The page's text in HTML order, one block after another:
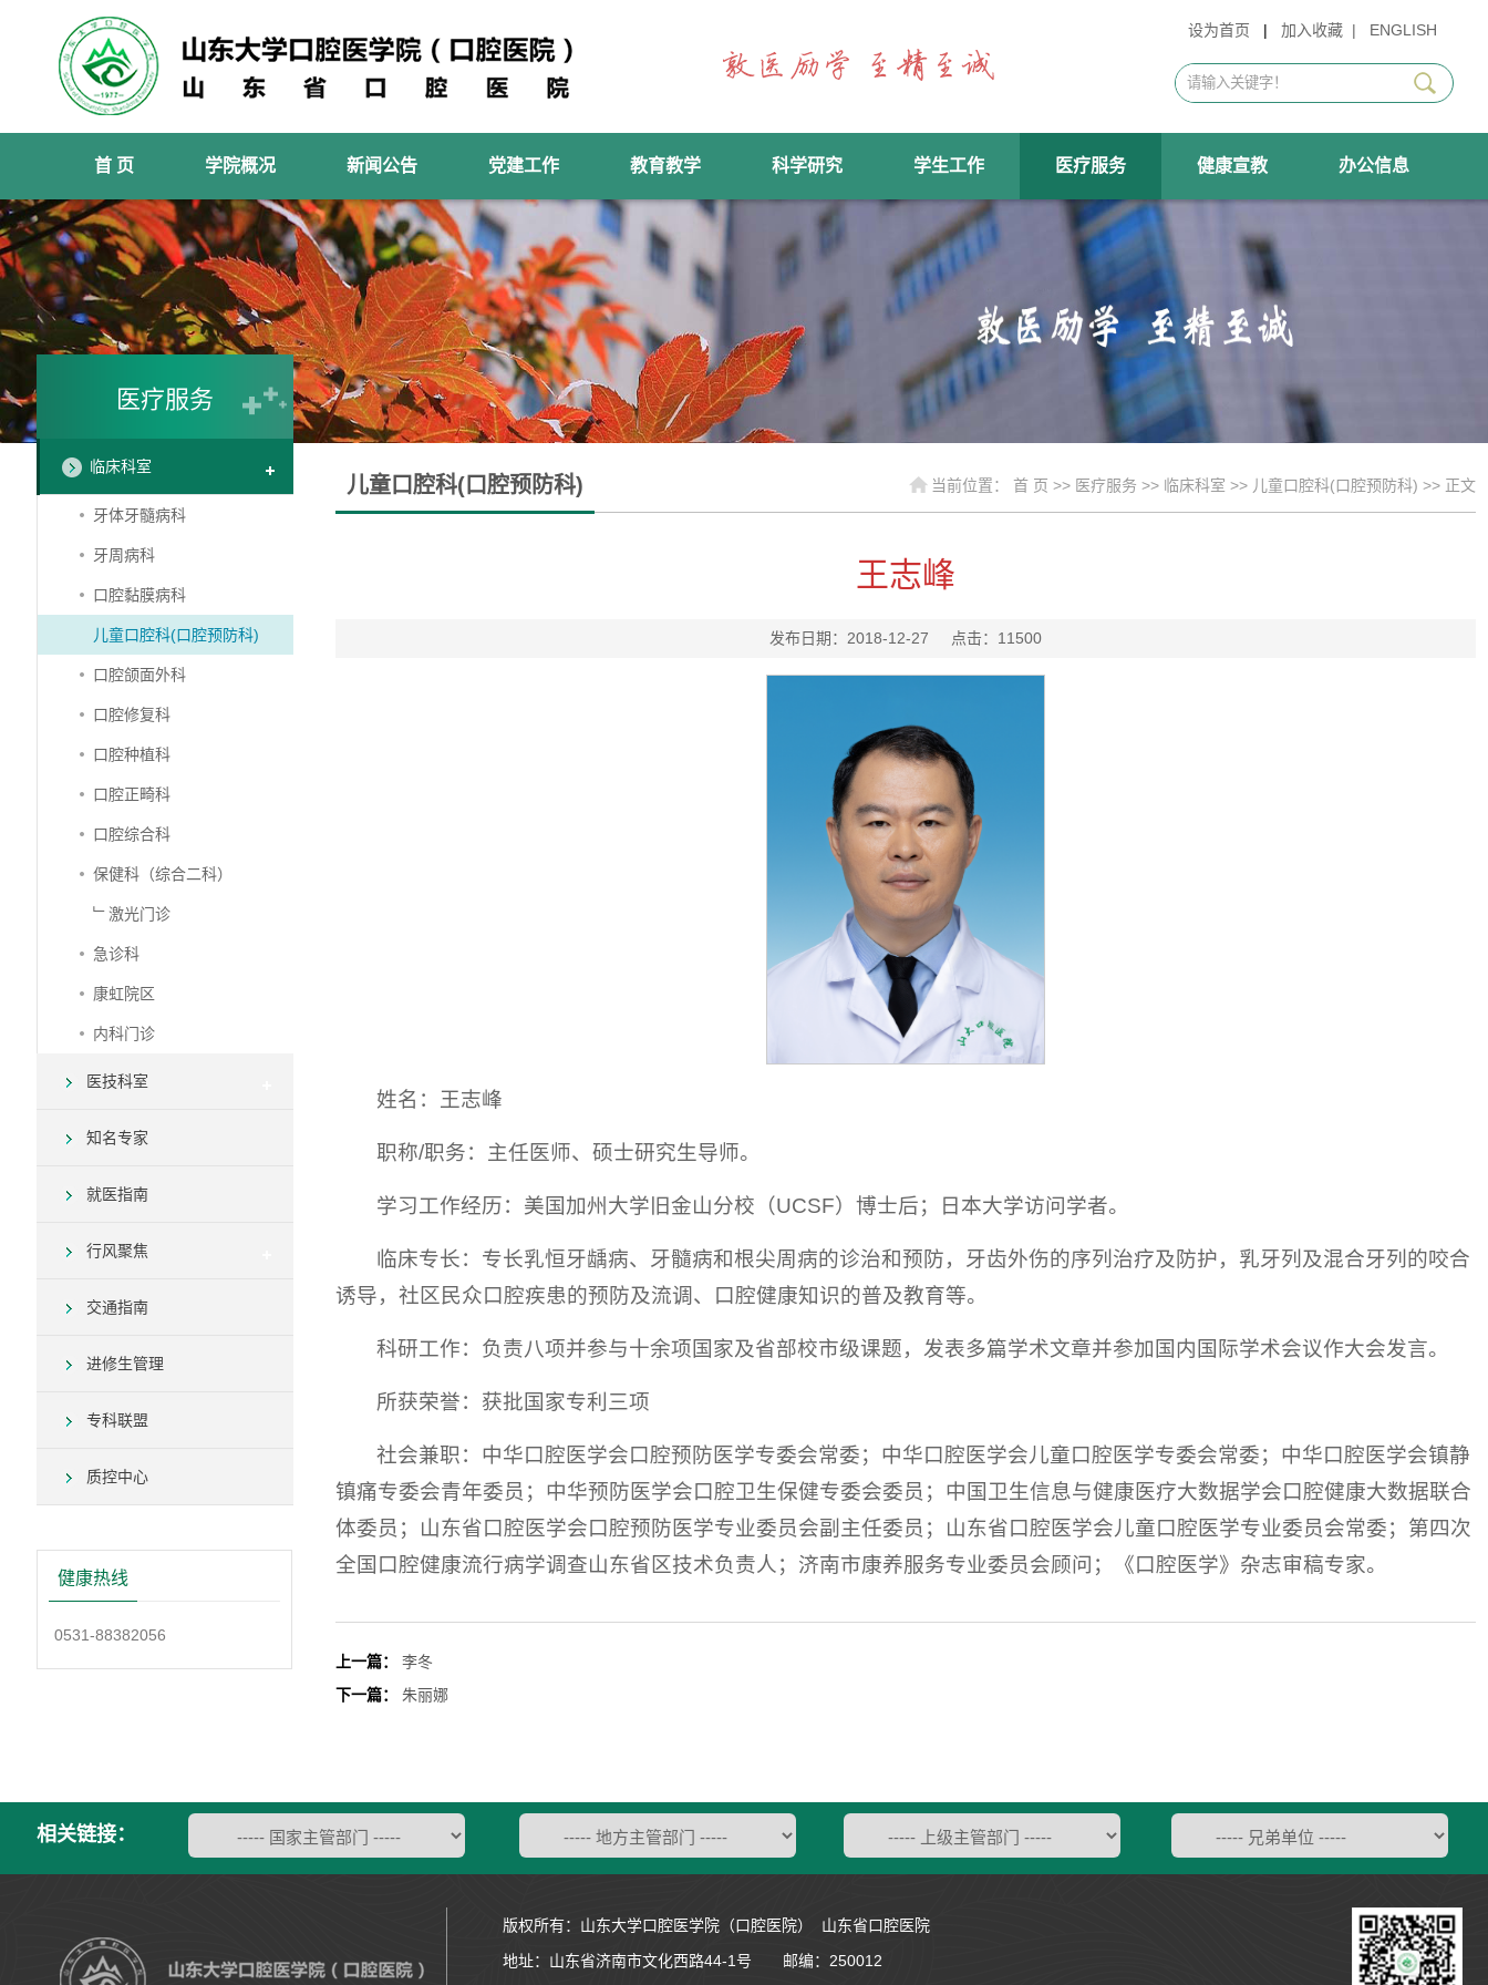
设为首页 | 加入收藏 | ENGLISH
首 页 学院概况 新闻公告 党建工作 教育教学 科学研究 学生工作 医疗服务 健康宣教 办公信息
医疗服务
临床科室
牙体牙髓病科
牙周病科
口腔黏膜病科
儿童口腔科(口腔预防科)
口腔颌面外科
口腔修复科
口腔种植科
口腔正畸科
口腔综合科
保健科（综合二科）
﹂激光门诊
急诊科
康虹院区
内科门诊
医技科室
知名专家
就医指南
行风聚焦
交通指南
进修生管理
专科联盟
质控中心
健康热线
0531-88382056
儿童口腔科(口腔预防科) 当前位置： 首 页 >> 医疗服务 >> 临床科室 >> 儿童口腔科(口腔预防科) >> 正文
王志峰
发布日期：2018-12-27 点击： 11500
姓名：王志峰
职称/职务：主任医师、硕士研究生导师。
学习工作经历：美国加州大学旧金山分校（UCSF）博士后；日本大学访问学者。
临床专长：专长乳恒牙龋病、牙髓病和根尖周病的诊治和预防，牙齿外伤的序列治疗及防护，乳牙列及混合牙列的咬合
诱导，社区民众口腔疾患的预防及流调、口腔健康知识的普及教育等。
科研工作：负责八项并参与十余项国家及省部校市级课题，发表多篇学术文章并参加国内国际学术会议作大会发言。
所获荣誉：获批国家专利三项
社会兼职：中华口腔医学会口腔预防医学专委会常委；中华口腔医学会儿童口腔医学专委会常委；中华口腔医学会镇静
镇痛专委会青年委员；中华预防医学会口腔卫生保健专委会委员；中国卫生信息与健康医疗大数据学会口腔健康大数据联合
体委员；山东省口腔医学会口腔预防医学专业委员会副主任委员；山东省口腔医学会儿童口腔医学专业委员会常委；第四次
全国口腔健康流行病学调查山东省区技术负责人；济南市康养服务专业委员会顾问；《口腔医学》杂志审稿专家。
上一篇：
李冬
下一篇：
朱丽娜
相关链接：
版权所有：山东大学口腔医学院（口腔医院） 山东省口腔医院
地址： 山东省济南市文化西路44-1号 邮编：250012